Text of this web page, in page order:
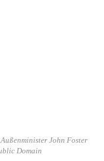
John Foster
Domain